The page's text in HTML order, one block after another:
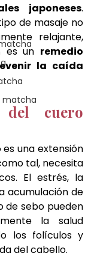
matcha
japoneses.
de masaje no
relajante,
es un remedio
la caída
cuero
una extensión
tal, necesita
El estrés, la
acumulación de
de sebo pueden
la salud
los folículos y
del cabello.